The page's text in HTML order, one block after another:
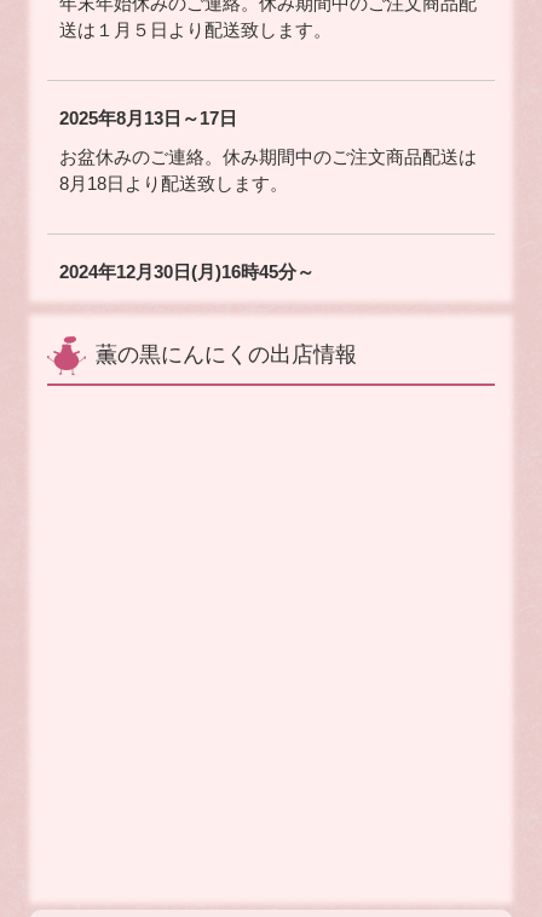
送は１月５日より配送致します。
2025年8月13日～17日
お盆休みのご連絡。休み期間中のご注文商品配送は
8月18日より配送致します。
2024年12月30日(月)16時45分～
送
薫の黒にんにくの出店情報